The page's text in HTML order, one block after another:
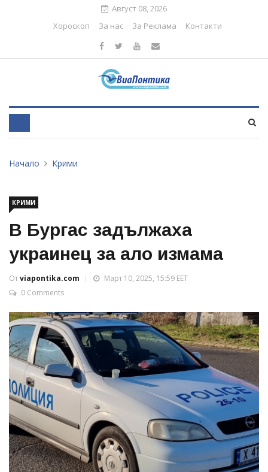
Август 08, 2026
Хороскоп
За нас За Реклама Контакти
Начало Крими
КРИМИ
В Бургас задължаха
украинец за ало измама
Отviapontika.com
Март 10, 2025, 15:59 EET
0 Comments